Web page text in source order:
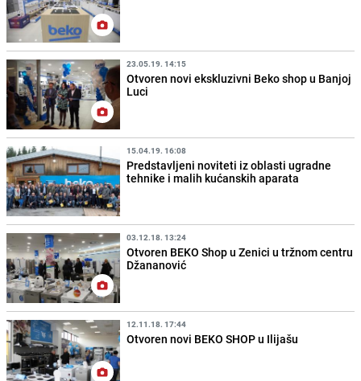
23.05.19. 14:15
Otvoren novi ekskluzivni Beko shop u Banjoj
Luci
15.04.19. 16:08
Predstavljeni noviteti iz oblasti ugradne
tehnike i malih kućanskih aparata
03.12.18. 13:24
Otvoren BEKO Shop u Zenici u tržnom centru
Džananović
12.11.18. 17:44
Otvoren novi BEKO SHOP u Ilijašu